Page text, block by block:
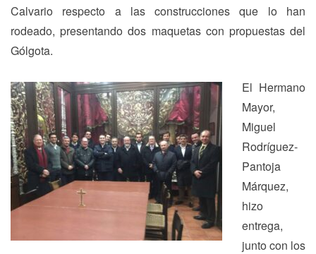
Calvario respecto a las construcciones que lo han
rodeado, presentando dos maquetas con propuestas del
Gólgota.
El Hermano
Mayor,
Miguel
Rodríguez-
Pantoja
Márquez,
hizo
entrega,
junto con los